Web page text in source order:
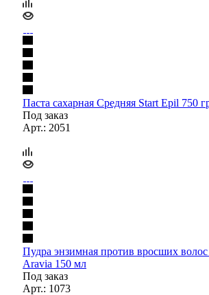
Паста сахарная Средняя Start Epil 750
Под заказ
Арт.: 2051
Пудра энзимная против вросших
Aravia 150 мл
Под заказ
Арт.: 1073